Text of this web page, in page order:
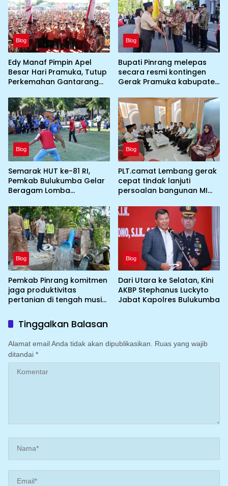
Blog
Edy Manaf Pimpin Apel
Besar Hari Pramuka, Tutup
Perkemahan Gantarang
Jamnas XII 2026
Blog
Bupati Pinrang melepas
secara resmi kontingen
Gerak Pramuka kabupaten
Nasional ke XII kebumi
perkemahan Cibubur
Blog
Semarak HUT ke-81 RI,
Pemkab Bulukumba Gelar
Beragam Lomba
Olahraga
Blog
PLT.camat Lembang gerak
cepat tindak lanjuti
persoalan bangunan MI
Blog
Pemkab Pinrang komitmen
jaga produktivitas
pertanian di tengah musim
mengoptimalkan program
Irigasi perpompaan
Blog
Dari Utara ke Selatan, Kini
AKBP Stephanus Luckyto
Jabat Kapolres Bulukumba
Tinggalkan Balasan
Alamat email Anda tidak akan dipublikasikan.
Ruas yang wajib
ditandai *